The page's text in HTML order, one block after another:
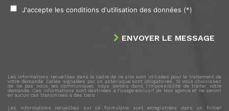
J'accepte les conditions d'utilisation des données (*)
ENVOYER LE MESSAGE
Les informations recueillies dans le cadre de ce site sont utilisées pour le traitement de
votre demande. Celles signalées par un astérisque sont obligatoires. Si vous choisissez
de ne pas nous les communiquer, nous serons dans l'impossibilité de traiter votre
demande. Ces informations sont destinées à l'usage exclusif de Mon agence et ne seront
en aucun cas transmises à des tiers.
Les informations recueillies sur ce formulaire sont enregistrées dans un fichier